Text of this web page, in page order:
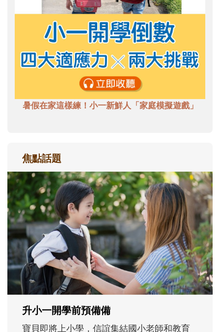
暑假在家這樣練！小一新鮮人「家庭模擬遊戲」
焦點話題
和孩子一起長大的那個男人│讀懂父親的
不同模樣
沒有人天生就擅長當爸爸！男人總是在一次
次「前所未有」的體驗中，跟著孩子一起長
大。從給予安全感的肢體遊戲，到獨立自
主、角色認同及解決問題的能力養成。爸爸
正嘗試用不同的模樣，參與孩子每個重要的